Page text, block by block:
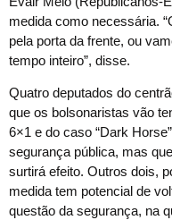
medida como necessária.
pela porta da frente, ou
tempo inteiro”, disse.
Quatro deputados do
que os bolsonaristas vão
6×1 e do caso “Dark
segurança pública, mas
surtirá efeito. Outros dois,
medida tem potencial de
questão da segurança, na